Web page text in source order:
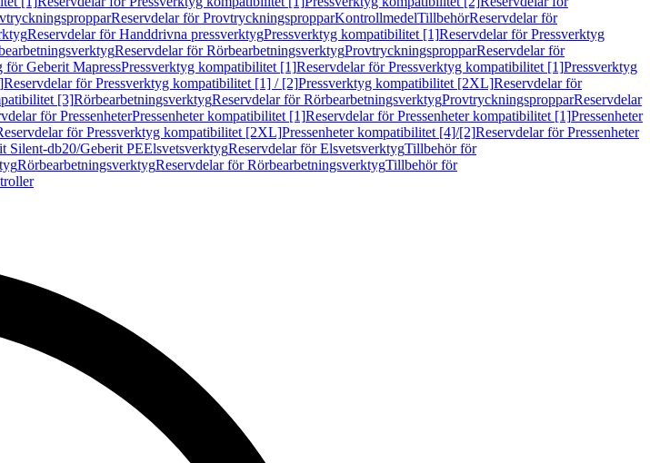
Reservdelar för ProvtryckningspropparKontrollmedelTillbehörReservdelar för
Reservdelar för Handdrivna pressverktygPressverktyg kompatibilitet [1]Reservdelar för Pressverktyg
Reservdelar för RörbearbetningsverktygProvtryckningspropparReservdelar för
för Geberit MapressPressverktyg kompatibilitet [1]Reservdelar för Pressverktyg kompatibilitet [1]Pressverktyg
Reservdelar för Pressverktyg kompatibilitet [1] / [2]Pressverktyg kompatibilitet [2XL]Reservdelar för
[3]RörbearbetningsverktygReservdelar för RörbearbetningsverktygProvtryckningspropparReservdelar
för PressenheterPressenheter kompatibilitet [1]Reservdelar för Pressenheter kompatibilitet [1]Pressenheter
för Pressverktyg kompatibilitet [2XL]Pressenheter kompatibilitet [4]/[2]Reservdelar för Pressenheter
Silent-db20/Geberit PEElsvetsverktygReservdelar för ElsvetsverktygTillbehör för
RörbearbetningsverktygReservdelar för RörbearbetningsverktygTillbehör för